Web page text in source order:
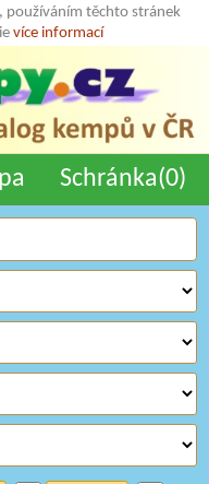
používáním těchto stránek
více informací
Schránka(0)